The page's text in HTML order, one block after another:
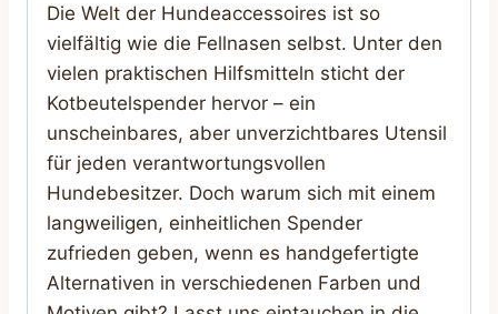
Die Welt der Hundeaccessoires ist so
vielfältig wie die Fellnasen selbst. Unter den
vielen praktischen Hilfsmitteln sticht der
Kotbeutelspender hervor – ein
unscheinbares, aber unverzichtbares Utensil
für jeden verantwortungsvollen
Hundebesitzer. Doch warum sich mit einem
langweiligen, einheitlichen Spender
zufrieden geben, wenn es handgefertigte
Alternativen in verschiedenen Farben und